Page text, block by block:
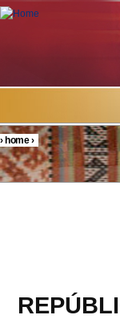
Skip to main content
You are here
›home›